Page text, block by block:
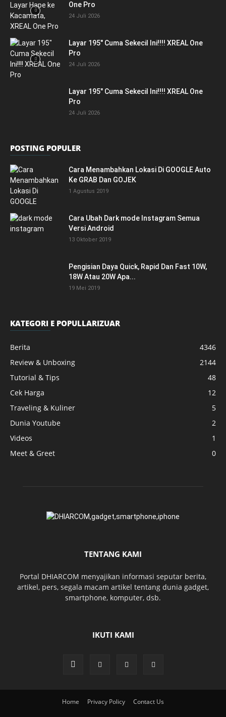
One Pro
24 Juli 2026
Layar 195″ Cuma Sekecil Ini!!!! XREAL One
Pro
24 Juli 2026
Layar 195″ Cuma Sekecil Ini!!!! XREAL One
Pro
24 Juli 2026
POSTING POPULER
Cara Menambahkan Lokasi Di GOOGLE Auto
Ke GRAB Dan GOJEK
1 Agustus 2019
Cara Ubah Dark mode Instagram Semua
Versi Android
13 Oktober 2019
Pengisian Daya Quick, Rapid Dan Fast 10W,
18W Atau 20W Apa...
19 Mei 2019
KATEGORI E POPULLARIZUAR
Berita
4346
Review & Unboxing
2144
Tutorial & Tips
48
Cek Harga
12
Traveling & Kuliner
5
Dunia Youtube
2
Videos
1
Meet & Greet
0
TENTANG KAMI
Portal DHIARCOM menyajikan informasi seputar berita,
artikel, pers, segala macam artikel tentang dunia gadget,
smartphone, komputer, dsb.
IKUTI KAMI
Home Privacy Policy Contact Us